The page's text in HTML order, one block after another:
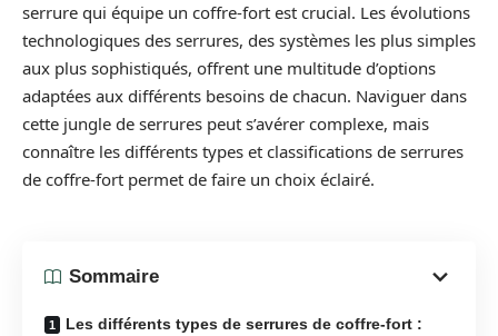
serrure qui équipe un coffre-fort est crucial. Les évolutions
technologiques des serrures, des systèmes les plus simples
aux plus sophistiqués, offrent une multitude d’options
adaptées aux différents besoins de chacun. Naviguer dans
cette jungle de serrures peut s’avérer complexe, mais
connaître les différents types et classifications de serrures
de coffre-fort permet de faire un choix éclairé.
Sommaire
Les différents types de serrures de coffre-fort :